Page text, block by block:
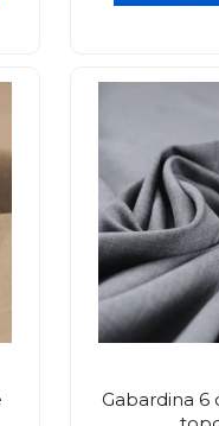
Gabardina 6